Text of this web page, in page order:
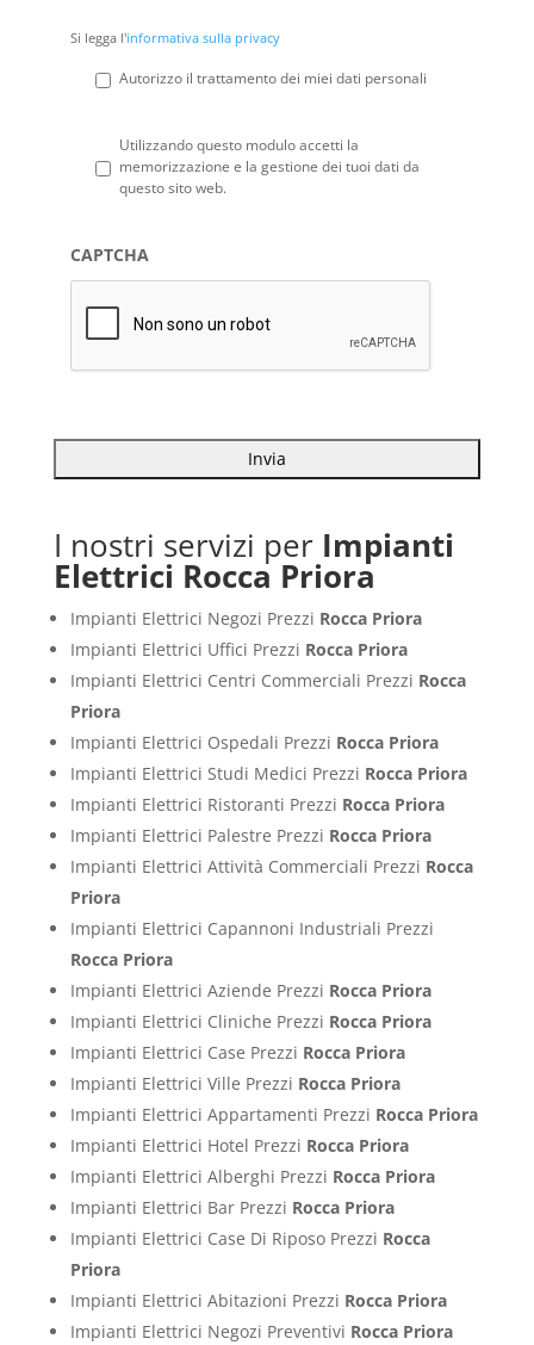
Si
legga
l'informativa
Si legga l'informativa sulla privacy
Autorizzo il trattamento dei miei dati personali
Privacy *
Utilizzando questo modulo accetti la
memorizzazione e la gestione dei tuoi dati da
questo sito web.
CAPTCHA
I nostri servizi per Impianti
Elettrici Rocca Priora
Impianti Elettrici Negozi Prezzi Rocca Priora
Impianti Elettrici Uffici Prezzi Rocca Priora
Impianti Elettrici Centri Commerciali Prezzi Rocca
Priora
Impianti Elettrici Ospedali Prezzi Rocca Priora
Impianti Elettrici Studi Medici Prezzi Rocca Priora
Impianti Elettrici Ristoranti Prezzi Rocca Priora
Impianti Elettrici Palestre Prezzi Rocca Priora
Impianti Elettrici Attività Commerciali Prezzi Rocca
Priora
Impianti Elettrici Capannoni Industriali Prezzi
Rocca Priora
Impianti Elettrici Aziende Prezzi Rocca Priora
Impianti Elettrici Cliniche Prezzi Rocca Priora
Impianti Elettrici Case Prezzi Rocca Priora
Impianti Elettrici Ville Prezzi Rocca Priora
Impianti Elettrici Appartamenti Prezzi Rocca Priora
Impianti Elettrici Hotel Prezzi Rocca Priora
Impianti Elettrici Alberghi Prezzi Rocca Priora
Impianti Elettrici Bar Prezzi Rocca Priora
Impianti Elettrici Case Di Riposo Prezzi Rocca
Priora
Impianti Elettrici Abitazioni Prezzi Rocca Priora
Impianti Elettrici Negozi Preventivi Rocca Priora